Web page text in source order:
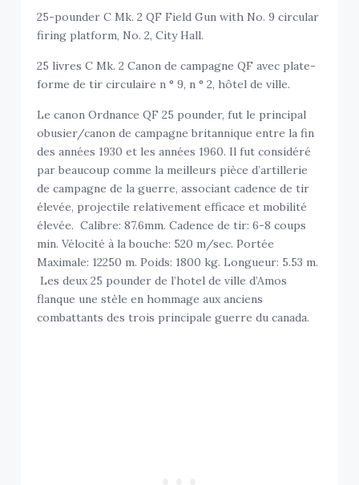
25-pounder C Mk. 2 QF Field Gun with No. 9 circular
firing platform, No. 2, City Hall.
25 livres C Mk. 2 Canon de campagne QF avec plate-
forme de tir circulaire n ° 9, n ° 2, hôtel de ville.
Le canon Ordnance QF 25 pounder, fut le principal
obusier/canon de campagne britannique entre la fin
des années 1930 et les années 1960. Il fut considéré
par beaucoup comme la meilleurs pièce d’artillerie
de campagne de la guerre, associant cadence de tir
élevée, projectile relativement efficace et mobilité
élevée. Calibre: 87.6mm. Cadence de tir: 6-8 coups
min. Vélocité à la bouche: 520 m/sec. Portée
Maximale: 12250 m. Poids: 1800 kg. Longueur: 5.53 m.
Les deux 25 pounder de l’hotel de ville d’Amos
flanque une stèle en hommage aux anciens
combattants des trois principale guerre du canada.